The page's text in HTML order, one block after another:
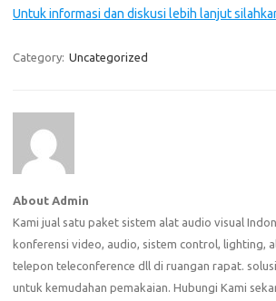
Untuk informasi dan diskusi lebih lanjut
Category: Uncategorized
About Admin
Kami jual satu paket sistem alat audio visual
konferensi video, audio, sistem control, lighting,
telepon teleconference dll di ruangan rapat.
untuk kemudahan pemakaian. Hubungi Kami